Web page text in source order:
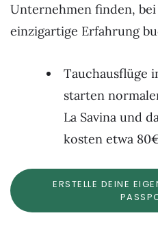
Unternehmen finden, bei
einzigartige Erfahrung
Tauchausflüge
starten
La Savina und
kosten etwa
ERSTELLE DEINE